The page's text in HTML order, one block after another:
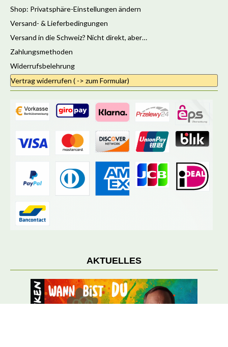
Shop: Privatsphäre-Einstellungen ändern
Versand- & Lieferbedingungen
Versand in die Schweiz? Nicht direkt, aber…
Zahlungsmethoden
Widerrufsbelehrung
Vertrag widerrufen ( -> zum Formular)
AKTUELLES